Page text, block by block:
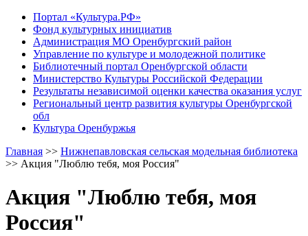
Портал «Культура.РФ»
Фонд культурных инициатив
Администрация МО Оренбургский район
Управление по культуре и молодежной политике
Библиотечный портал Оренбургской области
Министерство Культуры Российской Федерации
Результаты независимой оценки качества оказания услуг
Региональный центр развития культуры Оренбургской
обл
Культура Оренбуржья
Главная >> Нижнепавловская сельская модельная библиотека
>> Акция "Люблю тебя, моя Россия"
Акция "Люблю тебя, моя
Россия"